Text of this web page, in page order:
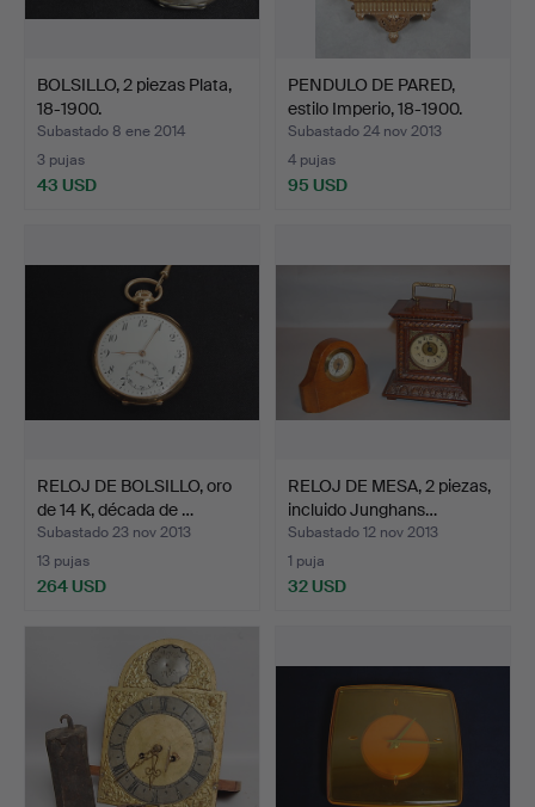
BOLSILLO, 2 piezas Plata,
18-1900.
Subastado 8 ene 2014
3 pujas
43 USD
PENDULO DE PARED,
estilo Imperio, 18-1900.
Subastado 24 nov 2013
4 pujas
95 USD
RELOJ DE BOLSILLO, oro
de 14 K, década de …
Subastado 23 nov 2013
13 pujas
264 USD
RELOJ DE MESA, 2 piezas,
incluido Junghans…
Subastado 12 nov 2013
1 puja
32 USD